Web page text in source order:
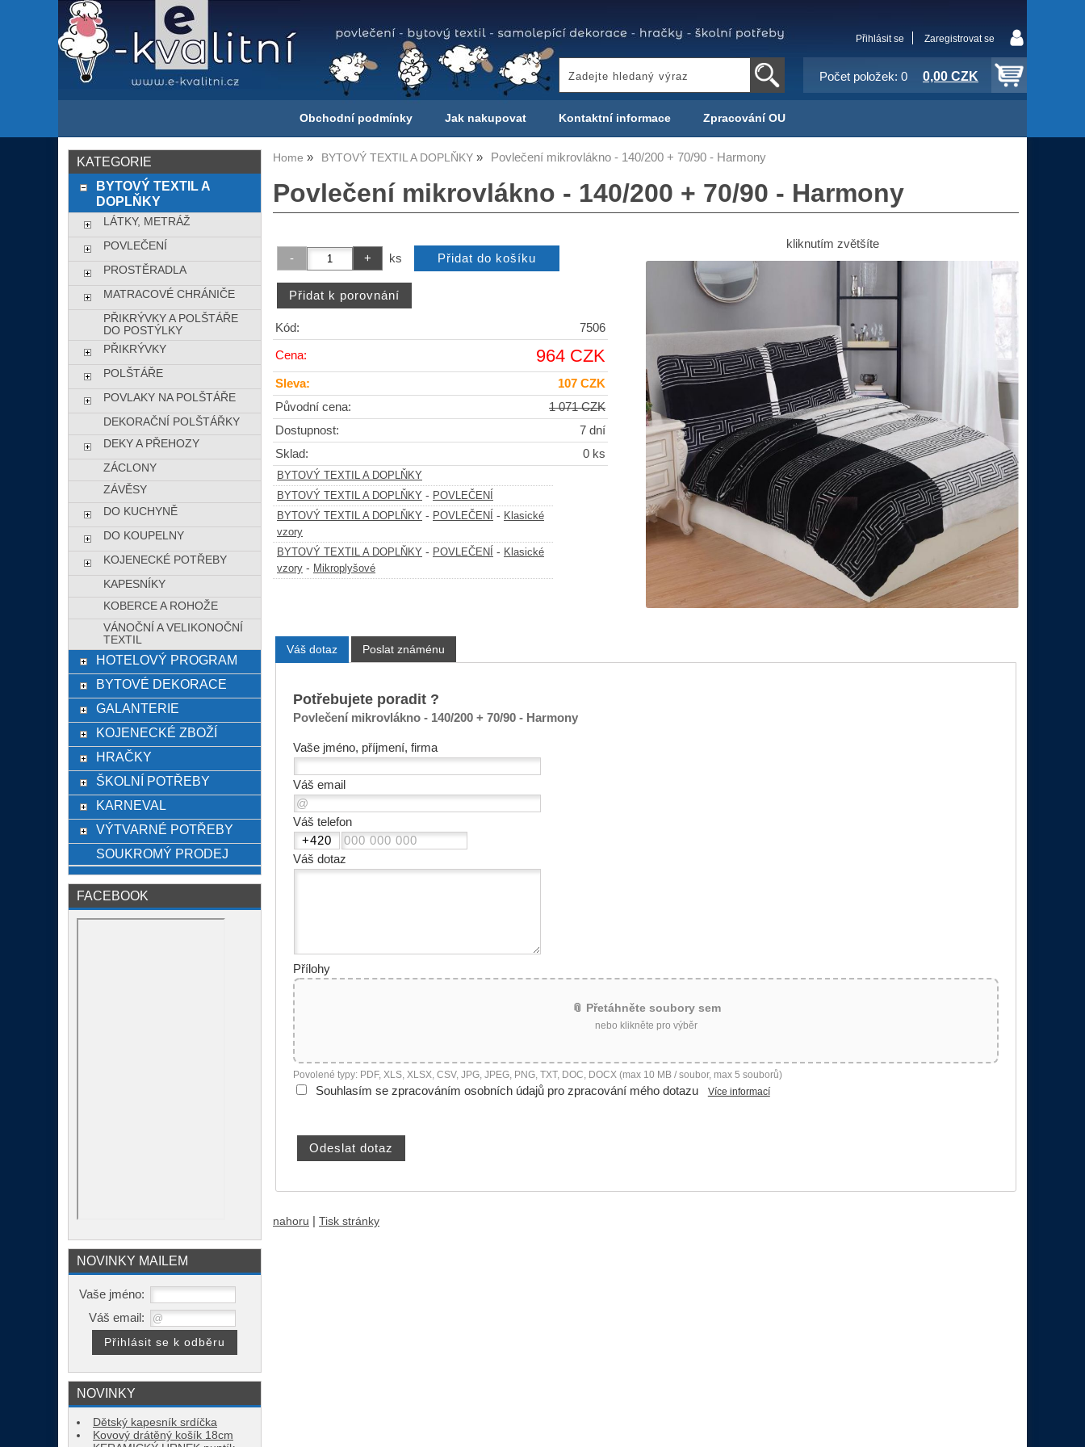
Přihlásit se Zaregistrovat se
Počet položek: 0 0,00 CZK
Obchodní podmínky Jak nakupovat Kontaktní informace Zpracování OU
Home BYTOVÝ TEXTIL A DOPLŇKY Povlečení mikrovlákno - 140/200 + 70/90 - Harmony
Povlečení mikrovlákno - 140/200 + 70/90 - Harmony
kliknutím zvětšíte
ks
Kód: 7506
Cena: 964 CZK
Sleva:
107 CZK
Původní cena:
1 071 CZK
Dostupnost:
7 dní
Sklad:
0 ks
BYTOVÝ TEXTIL A DOPLŇKY
BYTOVÝ TEXTIL A DOPLŇKY - POVLEČENÍ
BYTOVÝ TEXTIL A DOPLŇKY - POVLEČENÍ - Klasické
vzory
BYTOVÝ TEXTIL A DOPLŇKY - POVLEČENÍ - Klasické
vzory - Mikroplyšové
Váš dotaz Poslat známénu
Potřebujete poradit ?
Povlečení mikrovlákno - 140/200 + 70/90 - Harmony
Vaše jméno, příjmení, firma
Váš email
Váš telefon
Váš dotaz
Přílohy
📎 Přetáhněte soubory sem
nebo klikněte pro výběr
Povolené typy: PDF, XLS, XLSX, CSV, JPG, JPEG, PNG, TXT, DOC, DOCX (max 10 MB / soubor, max 5 souborů)
Souhlasím se zpracováním osobních údajů pro zpracování mého dotazu Více informací
nahoru Tisk stránky
KATEGORIE
BYTOVÝ TEXTIL A
DOPLŇKY
LÁTKY, METRÁŽ
POVLEČENÍ
PROSTĚRADLA
MATRACOVÉ CHRÁNIČE
PŘIKRÝVKY A POLŠTÁŘE
DO POSTÝLKY
PŘIKRÝVKY
POLŠTÁŘE
POVLAKY NA POLŠTÁŘE
DEKORAČNÍ POLŠTÁŘKY
DEKY A PŘEHOZY
ZÁCLONY
ZÁVĚSY
DO KUCHYNĚ
DO KOUPELNY
KOJENECKÉ POTŘEBY
KAPESNÍKY
KOBERCE A ROHOŽE
VÁNOČNÍ A VELIKONOČNÍ
TEXTIL
HOTELOVÝ PROGRAM
BYTOVÉ DEKORACE
GALANTERIE
KOJENECKÉ ZBOŽÍ
HRAČKY
ŠKOLNÍ POTŘEBY
KARNEVAL
VÝTVARNÉ POTŘEBY
SOUKROMÝ PRODEJ
FACEBOOK
NOVINKY MAILEM
Vaše jméno:
Váš email:
NOVINKY
Dětský kapesník srdíčka
Kovový drátěný košík 18cm